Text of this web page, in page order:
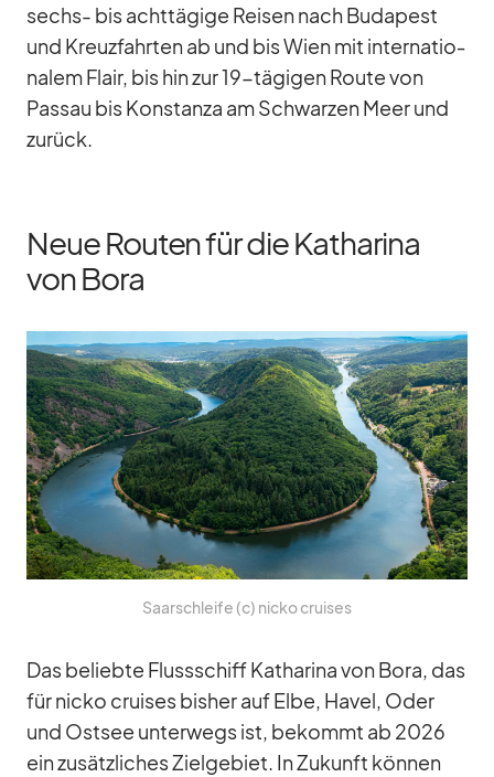
sechs- bis acht­tä­gige Rei­sen nach Bu­da­pest
und Kreuz­fahr­ten ab und bis Wien mit in­ter­na­tio­
na­lem Flair, bis hin zur 19-tä­gi­gen Route von
Pas­sau bis Kon­stanza am Schwar­zen Meer und
zu­rück.
Neue Routen für die Katharina
von Bora
Saar­schleife (c) nicko crui­ses
Das be­liebte Fluss­schiff Ka­tha­rina von Bora, das
für nicko crui­ses bis­her auf Elbe, Ha­vel, Oder
und Ost­see un­ter­wegs ist, be­kommt ab 2026
ein zu­sätz­li­ches Ziel­ge­biet. In Zu­kunft kön­nen